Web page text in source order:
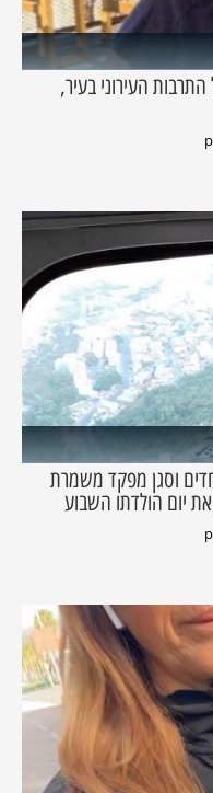
העירוני בעיר,
וסגן מפקד משמרת
יום הולדתו השבוע